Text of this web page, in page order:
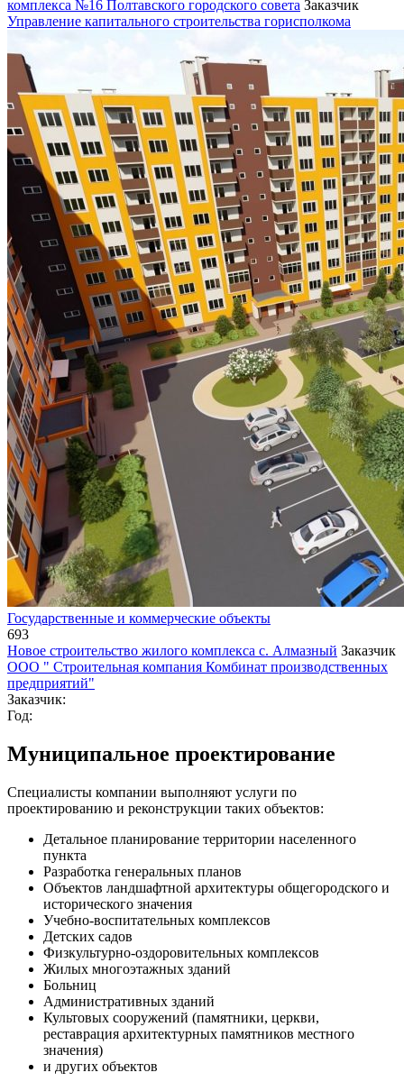
комплекса №16 Полтавского городского совета Заказчик
Управление капитального строительства горисполкома
Государственные и коммерческие объекты
693
Новое строительство жилого комплекса с. Алмазный Заказчик
ООО " Строительная компания Комбинат производственных
предприятий"
Заказчик:
Год:
Муниципальное проектирование
Специалисты компании выполняют услуги по
проектированию и реконструкции таких объектов:
Детальное планирование территории населенного
пункта
Разработка генеральных планов
Объектов ландшафтной архитектуры общегородского и
исторического значения
Учебно-воспитательных комплексов
Детских садов
Физкультурно-оздоровительных комплексов
Жилых многоэтажных зданий
Больниц
Административных зданий
Культовых сооружений (памятники, церкви,
реставрация архитектурных памятников местного
значения)
и других объектов